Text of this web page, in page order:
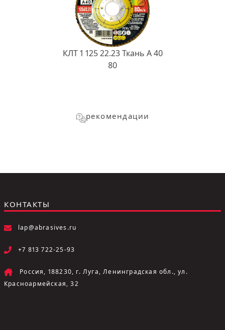
КЛТ 1 125 22.23 Ткань A 40
80
рекомендации
КОНТАКТЫ
lap@abrasives.ru
+7 813 722-25-93
Россия, 188230, г. Луга, Ленинградская обл., ул.
Красноармейская, 32